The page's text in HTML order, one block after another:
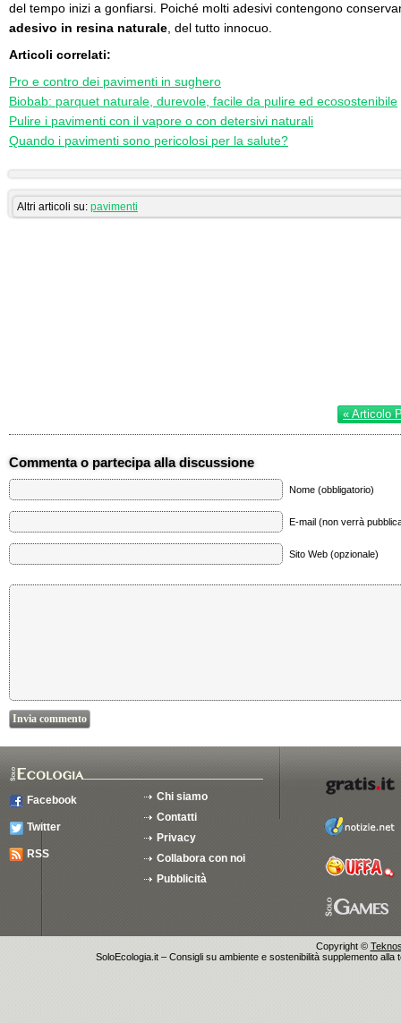
del tempo inizi a gonfiarsi. Poiché molti adesivi contengono
adesivo in resina naturale , del tutto innocuo.
Articoli correlati:
Pro e contro dei pavimenti in sughero
Biobab: parquet naturale, durevole, facile da pulire ed ecosostenibile
Pulire i pavimenti con il vapore o con detersivi naturali
Quando i pavimenti sono pericolosi per la salute?
Altri articoli su: pavimenti
« Articolo
Commenta o partecipa alla discussione
Nome (obbligatorio)
E-mail (non verrà
Sito Web (opzionale)
Facebook
Twitter
RSS
Chi siamo
Contatti
Privacy
Collabora con noi
Pubblicità
Copyright ©
SoloEcologia.it – Consigli su ambiente e sostenibilità supplemento